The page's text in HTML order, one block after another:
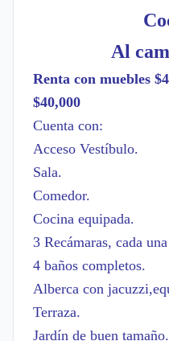
Al
Renta con muebles
$40,000
Cuenta con:
Acceso Vestíbulo.
Sala.
Comedor.
Cocina equipada.
3 Recámaras, cada
4 baños completos.
Alberca con
Terraza.
Jardín de buen tamaño.